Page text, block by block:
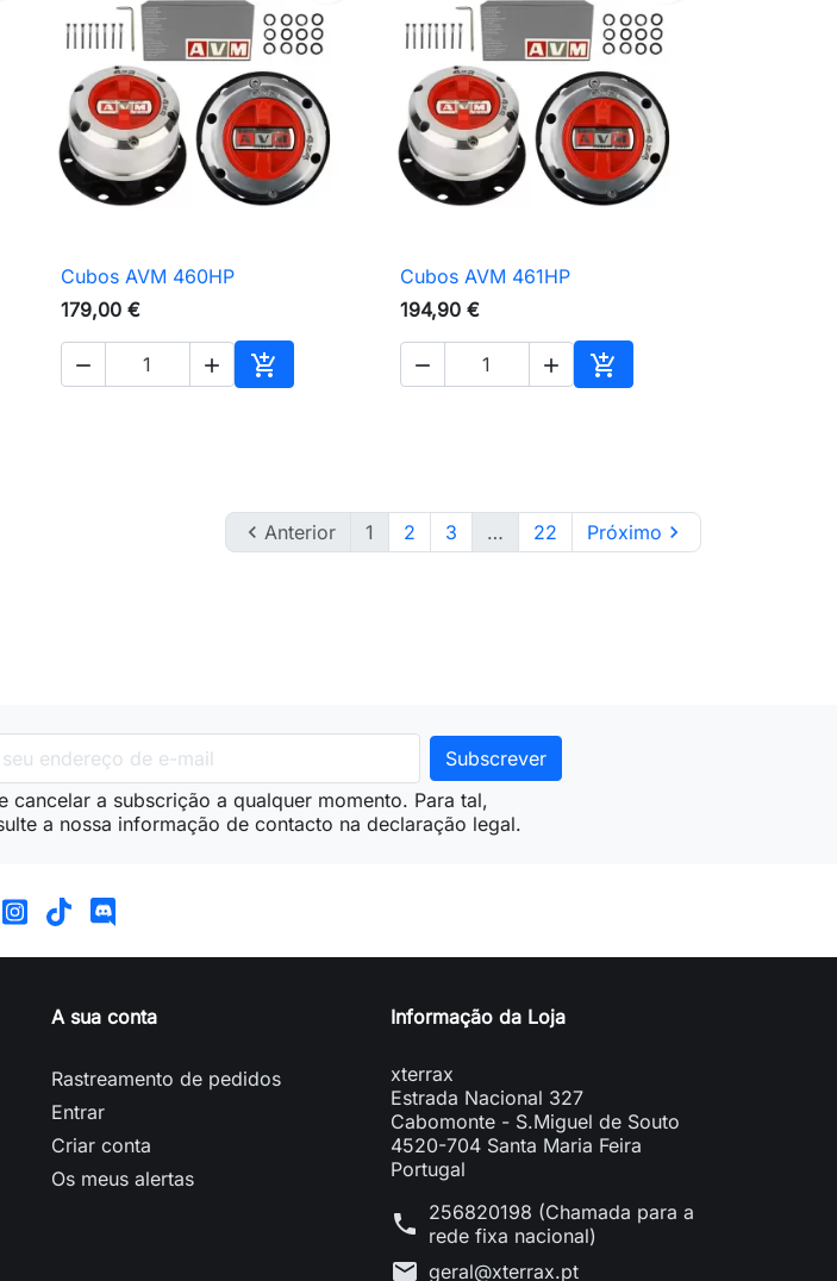
ao carrinho
 Vista rápida
Cubos AVM 460HP
179,00 €
  
Adicionar ao carrinho
 Vista rápida
Cubos AVM 461HP
194,90 €
  
Adicionar ao carrinho
 Anterior 1 2 3 … 22 Próximo 
cancelar a subscrição a qualquer momento. Para tal,
a nossa informação de contacto na declaração legal.
A sua conta
Rastreamento de pedidos
Entrar
Criar conta
Os meus alertas
Informação da Loja
xterrax
Estrada Nacional 327
Cabomonte - S.Miguel de Souto
4520-704 Santa Maria Feira
Portugal
phone 256820198 (Chamada para a
rede fixa nacional)
mail geral@xterrax.pt